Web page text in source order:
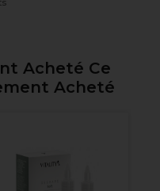
Acheté Ce
Acheté